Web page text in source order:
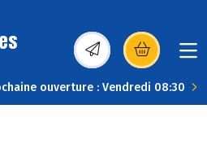
(s’ouvre dans une
ouverture : Vendredi 08:30